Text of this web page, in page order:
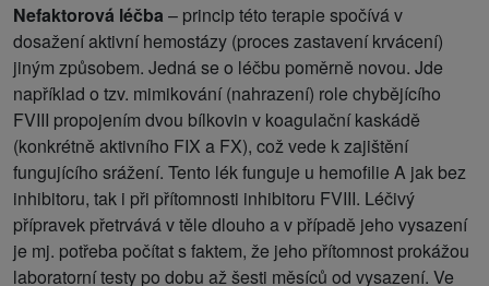
Nefaktorová léčba – princip této terapie spočívá v
dosažení aktivní hemostázy (proces zastavení krvácení)
jiným způsobem. Jedná se o léčbu poměrně novou. Jde
například o tzv. mimikování (nahrazení) role chybějícího
FVIII propojením dvou bílkovin v koagulační kaskádě
(konkrétně aktivního FIX a FX), což vede k zajištění
fungujícího srážení. Tento lék funguje u hemofilie A jak bez
inhibitoru, tak i při přítomnosti inhibitoru FVIII. Léčivý
přípravek přetrvává v těle dlouho a v případě jeho vysazení
je mj. potřeba počítat s faktem, že jeho přítomnost prokážou
laboratorní testy po dobu až šesti měsíců od vysazení. Ve